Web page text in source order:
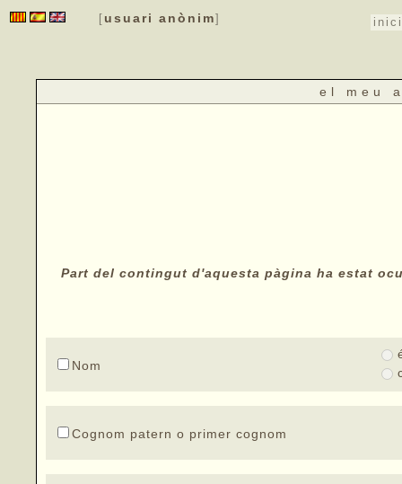
[ usuari anònim] inici
el meu
Part del contingut d'aquesta pàgina ha estat
Nom
Cognom patern o primer cognom